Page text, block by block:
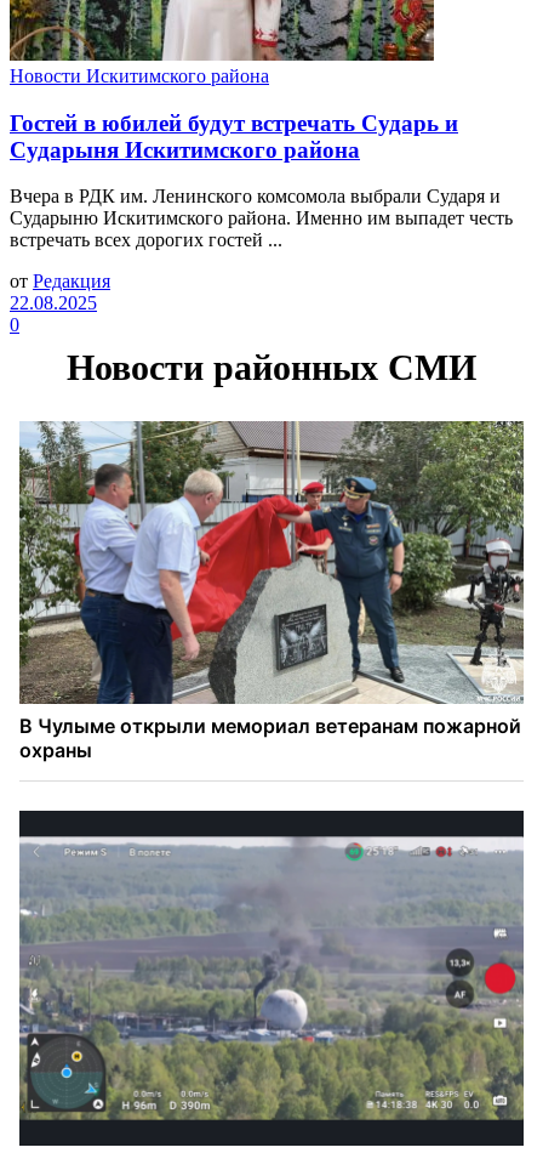
Новости Искитимского района
Гостей в юбилей будут встречать Сударь и
Сударыня Искитимского района
Вчера в РДК им. Ленинского комсомола выбрали Сударя и
Сударыню Искитимского района. Именно им выпадет честь
встречать всех дорогих гостей ...
от Редакция
22.08.2025
0